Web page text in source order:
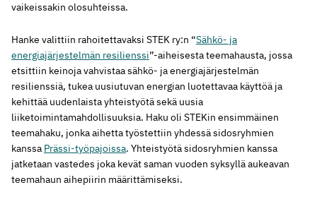
vaikeissakin olosuhteissa.
Hanke valittiin rahoitettavaksi STEK ry:n “Sähkö- ja
energiajärjestelmän resilienssi”-aiheisesta teemahausta, jossa
etsittiin keinoja vahvistaa sähkö- ja energiajärjestelmän
resilienssiä, tukea uusiutuvan energian luotettavaa käyttöä ja
kehittää uudenlaista yhteistyötä sekä uusia
liiketoimintamahdollisuuksia. Haku oli STEKin ensimmäinen
teemahaku, jonka aihetta työstettiin yhdessä sidosryhmien
kanssa Prässi-työpajoissa. Yhteistyötä sidosryhmien kanssa
jatketaan vastedes joka kevät saman vuoden syksyllä aukeavan
teemahaun aihepiirin määrittämiseksi.